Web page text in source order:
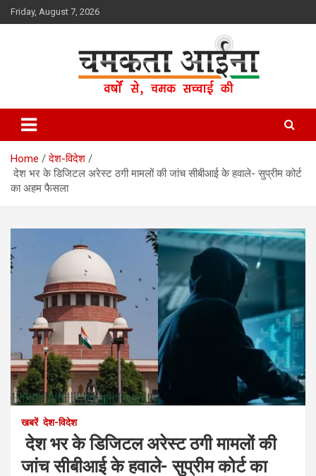
Skip
to
Friday, August 7, 2026
Chamakta Aina
Home
देश-विदेश
देश भर के डिजिटल अरेस्ट ठगी मामलों की जांच सीबीआई के हवाले- सुप्रीम कोर्ट
का अहम फैसला
खबरें देश-विदेश
देश भर के डिजिटल अरेस्ट ठगी मामलों की
जांच सीबीआई के हवाले- सुप्रीम कोर्ट का